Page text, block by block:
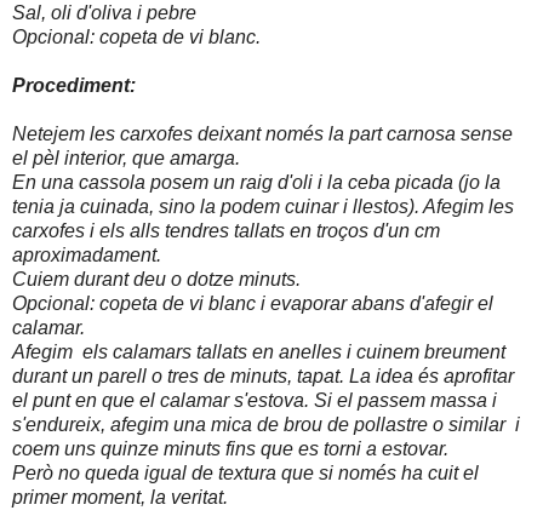
Sal, oli d'oliva i pebre
Opcional: copeta de vi blanc.
Procediment:
Netejem les carxofes deixant només la part carnosa sense
el pèl interior, que amarga.
En una cassola posem un raig d'oli i la ceba picada (jo la
tenia ja cuinada, sino la podem cuinar i llestos). Afegim les
carxofes i els alls tendres tallats en troços d'un cm
aproximadament.
Cuiem durant deu o dotze minuts.
Opcional: copeta de vi blanc i evaporar abans d'afegir el
calamar.
Afegim els calamars tallats en anelles i cuinem breument
durant un parell o tres de minuts, tapat. La idea és aprofitar
el punt en que el calamar s'estova. Si el passem massa i
s'endureix, afegim una mica de brou de pollastre o similar i
coem uns quinze minuts fins que es torni a estovar.
Però no queda igual de textura que si només ha cuit el
primer moment, la veritat.